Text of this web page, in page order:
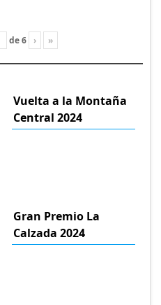
de6 › »
Vuelta a la Montaña
Central 2024
Gran Premio La
Calzada 2024